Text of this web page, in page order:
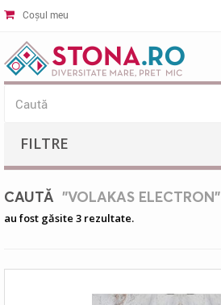
Coșul meu
FILTRE
CAUTĂ "VOLAKAS ELECTRON"
au fost găsite 3 rezultate.